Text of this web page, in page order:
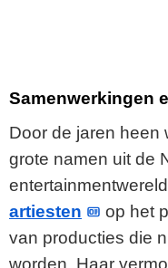
Samenwerkingen
Door de jaren heen
grote namen uit de
artiesten
op het
van producties die
worden. Haar